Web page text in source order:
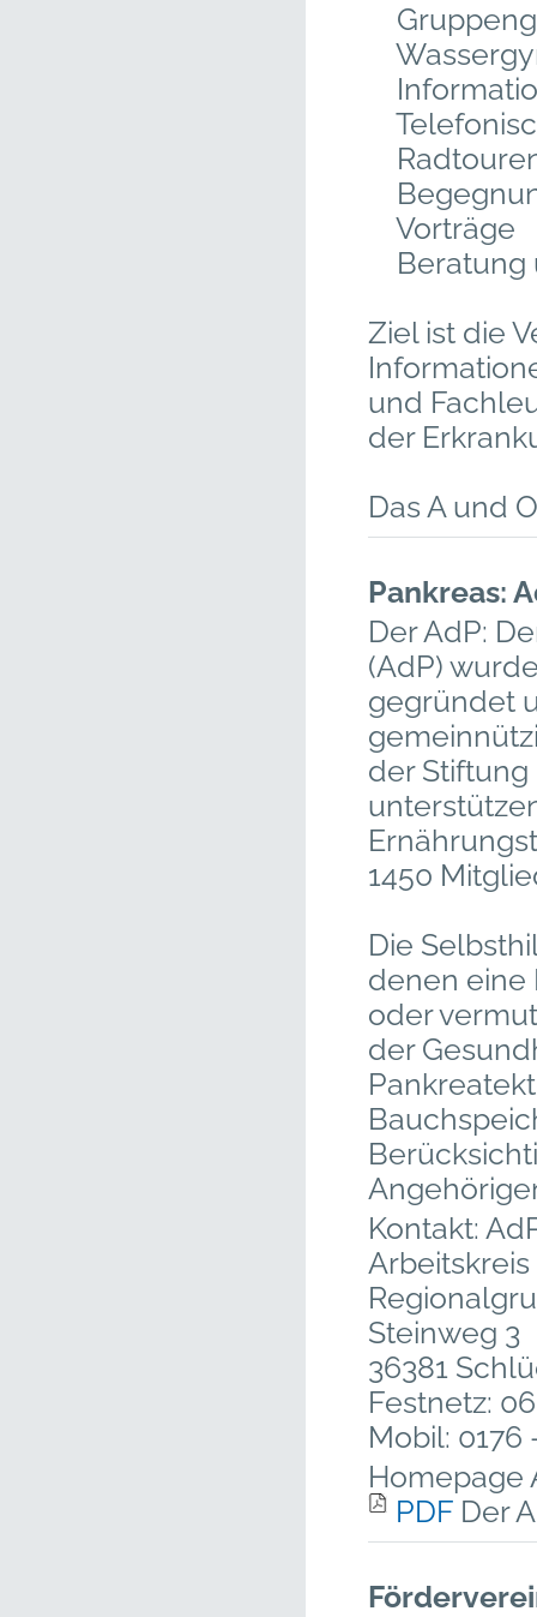
Vorträge
Beratung
Ziel ist die
und
der
Das A und
Pankreas:
Der AdP:
(AdP)
gegründet
der Stiftung
1450
Die
denen eine
oder
der
Kontakt:
Steinweg 3
36381
Festnetz:
Mobil: 0176
PDF Der